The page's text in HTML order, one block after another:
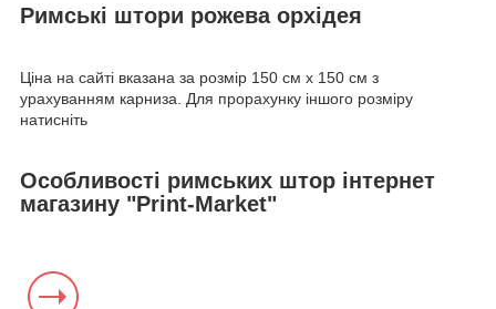
Римські штори рожева орхідея
Ціна на сайті вказана за розмір 150 см х 150 см з
урахуванням карниза. Для прорахунку іншого розміру
натисніть
Особливості римських штор інтернет
магазину "Print-Market"